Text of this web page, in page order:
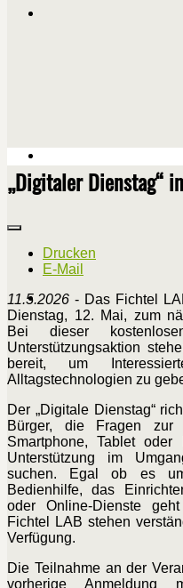
„Digitaler Dienstag“
Drucken
E-Mail
11.5.2026 - Das Fichtel
Dienstag, 12. Mai, zum
Bei dieser
Unterstützungsaktion
bereit, um
Alltagstechnologien zu
Der „Digitale Dienstag“
Bürger, die Fragen zur
Smartphone, Tablet
Unterstützung im
suchen. Egal ob es um
Bedienhilfe, das
oder Online-Dienste
Fichtel LAB stehen
Verfügung.
Die Teilnahme an der
vorherige Anmeldung